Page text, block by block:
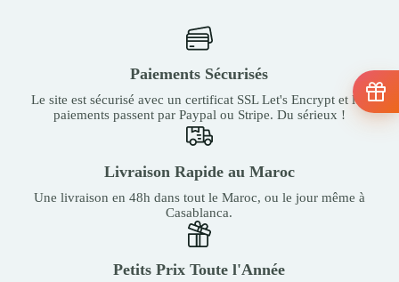
Paiements Sécurisés
Le site est sécurisé avec un certificat SSL Let's Encrypt et les
paiements passent par Paypal ou Stripe. Du sérieux !
Livraison Rapide au Maroc
Une livraison en 48h dans tout le Maroc, ou le jour même à
Casablanca.
Petits Prix Toute l'Année